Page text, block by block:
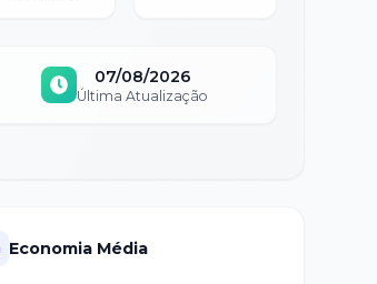
07/08/2026
Última Atualização
Economia Média